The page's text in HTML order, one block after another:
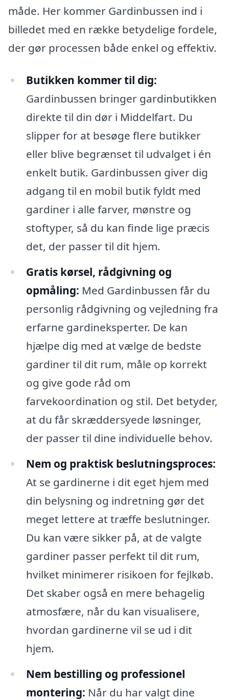
måde. Her kommer Gardinbussen ind i
billedet med en række betydelige fordele,
der gør processen både enkel og effektiv.
Butikken kommer til dig:
Gardinbussen bringer gardinbutikken
direkte til din dør i Middelfart. Du
slipper for at besøge flere butikker
eller blive begrænset til udvalget i én
enkelt butik. Gardinbussen giver dig
adgang til en mobil butik fyldt med
gardiner i alle farver, mønstre og
stoftyper, så du kan finde lige præcis
det, der passer til dit hjem.
Gratis kørsel, rådgivning og
opmåling: Med Gardinbussen får du
personlig rådgivning og vejledning fra
erfarne gardineksperter. De kan
hjælpe dig med at vælge de bedste
gardiner til dit rum, måle op korrekt
og give gode råd om
farvekoordination og stil. Det betyder,
at du får skræddersyede løsninger,
der passer til dine individuelle behov.
Nem og praktisk beslutningsproces:
At se gardinerne i dit eget hjem med
din belysning og indretning gør det
meget lettere at træffe beslutninger.
Du kan være sikker på, at de valgte
gardiner passer perfekt til dit rum,
hvilket minimerer risikoen for fejlkøb.
Det skaber også en mere behagelig
atmosfære, når du kan visualisere,
hvordan gardinerne vil se ud i dit
hjem.
Nem bestilling og professionel
montering: Når du har valgt dine